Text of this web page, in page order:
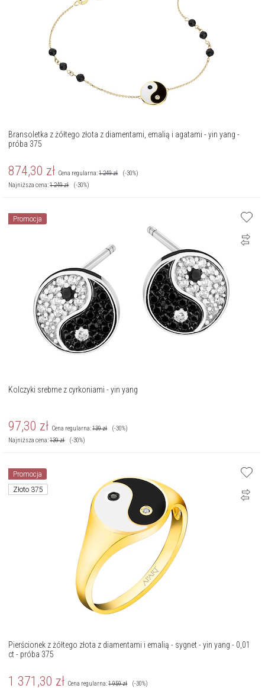
Bransoletka z żółtego złota z diamentami, emalią i agatami - yin yang -
próba 375
874,30 zł Cena regularna:1 249zł
(-30%)
Najniższa cena:1 249zł (-30%)
Promocja
Kolczyki srebrne z cyrkoniami - yin yang
97,30 zł Cena regularna:139zł
(-30%)
Najniższa cena:139zł (-30%)
Promocja
Złoto 375
Pierścionek z żółtego złota z diamentami i emalią - sygnet - yin yang - 0,01
ct - próba 375
1 371,30 zł Cena regularna:1 959zł
(-30%)